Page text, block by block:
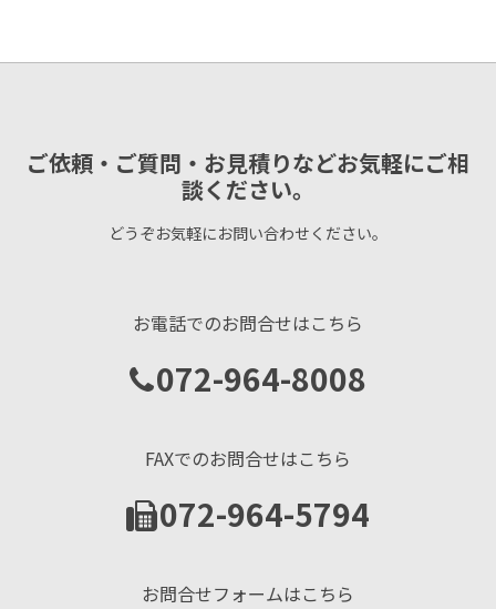
ご依頼・ご質問・お見積りなどお気軽にご相
談ください。
どうぞお気軽にお問い合わせください。
お電話でのお問合せはこちら
072-964-8008
FAXでのお問合せはこちら
072-964-5794
お問合せフォームはこちら